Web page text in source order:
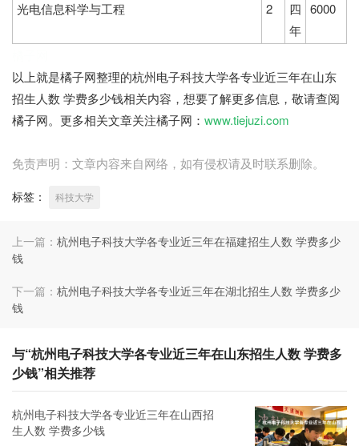
光电信息科学与工程 2
四
年
6000
以上就是橘子网整理的杭州电子科技大学各专业近三年在山东
招生人数 学费多少钱相关内容，想要了解更多信息，敬请查阅
橘子网。更多相关文章关注橘子网： www.tiejuzi.com
免责声明：文章内容来自网络，如有侵权请及时联系删除。
标签： 科技大学
上一篇： 杭州电子科技大学各专业近三年在福建招生人数 学费多少
钱
下一篇： 杭州电子科技大学各专业近三年在湖北招生人数 学费多少
钱
与“杭州电子科技大学各专业近三年在山东招生人数 学费多
少钱”相关推荐
杭州电子科技大学各专业近三年在山西招
生人数 学费多少钱